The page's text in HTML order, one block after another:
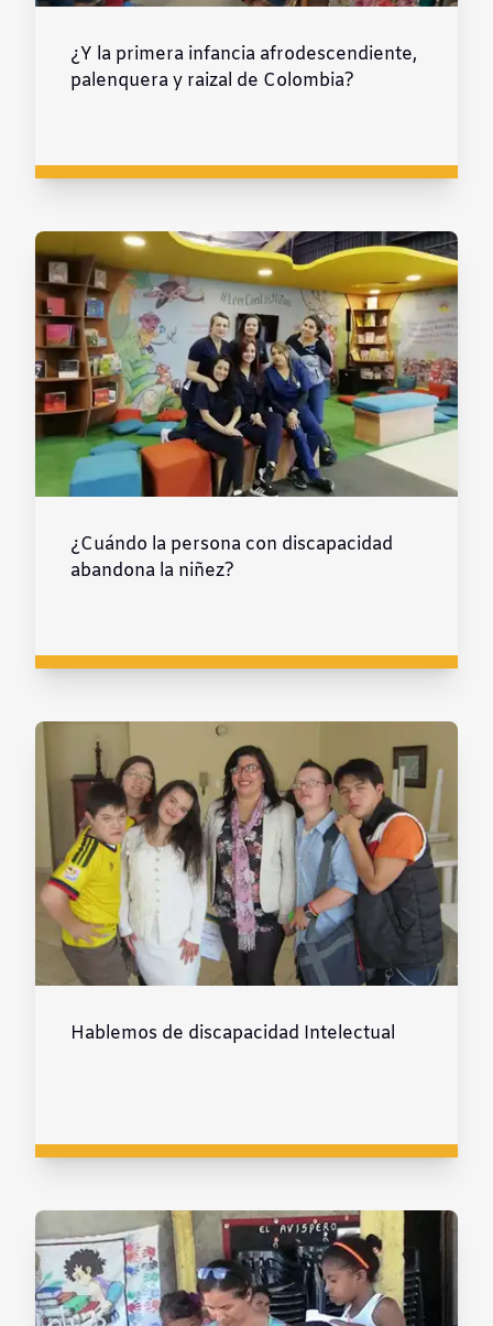
¿Y la primera infancia afrodescendiente,
palenquera y raizal de Colombia?
¿Cuándo la persona con discapacidad
abandona la niñez?
Hablemos de discapacidad Intelectual